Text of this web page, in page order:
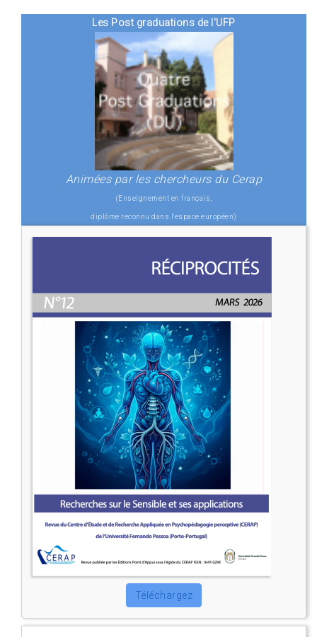
Les Post graduations de l'UFP
Animées par les chercheurs du Cerap
(Enseignement en français,
diplôme reconnu dans l'espace européen)
Téléchargez